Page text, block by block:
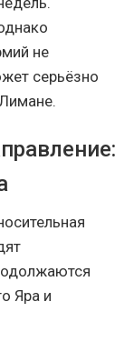
не
серьёзно
Яра и